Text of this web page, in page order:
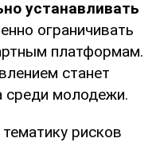
устанавливать
ограничивать
платформам.
станет
среди молодежи.
рисков